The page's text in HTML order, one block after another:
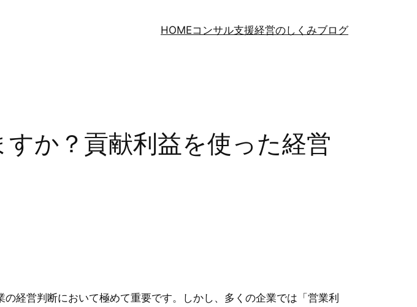
HOMEコンサル支援経営のしくみブログ
か？貢献利益を使った経営
経営判断において極めて重要です。しかし、多くの企業では「営業利